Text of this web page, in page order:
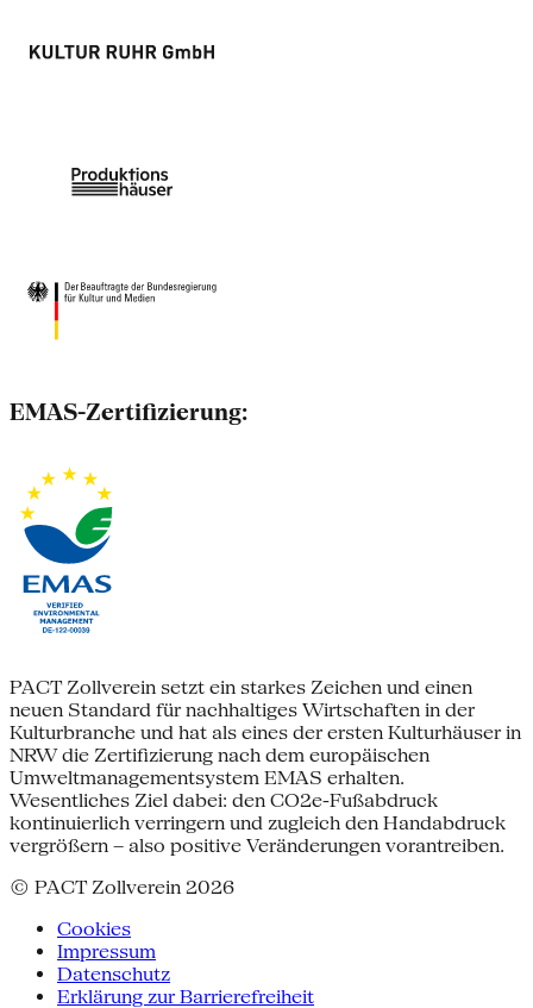
EMAS-Zertifizierung:
PACT Zollverein setzt ein starkes Zeichen und einen
neuen Standard für nachhaltiges Wirtschaften in der
Kulturbranche und hat als eines der ersten Kulturhäuser in
NRW die Zertifizierung nach dem europäischen
Umweltmanagementsystem EMAS erhalten.
Wesentliches Ziel dabei: den CO2e-Fußabdruck
kontinuierlich verringern und zugleich den Handabdruck
vergrößern – also positive Veränderungen vorantreiben.
© PACT Zollverein 2026
Cookies
Impressum
Datenschutz
Erklärung zur Barrierefreiheit